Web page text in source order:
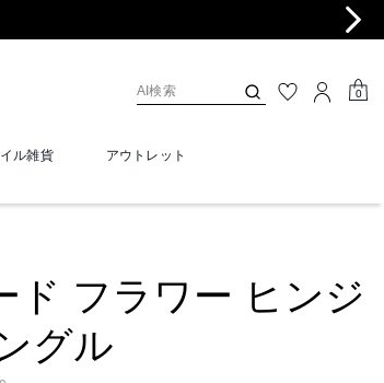
0
ル雑貨 アウトレット
ド フラワー ヒンジ
グル